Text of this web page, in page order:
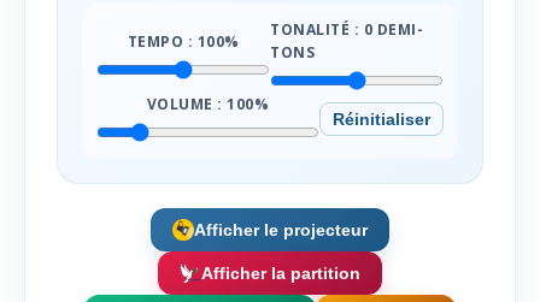
TEMPO : 100%
TONALITÉ : 0 DEMI-
TONS
VOLUME :100%
Réinitialiser
Afficher le projecteur
Afficher la partition